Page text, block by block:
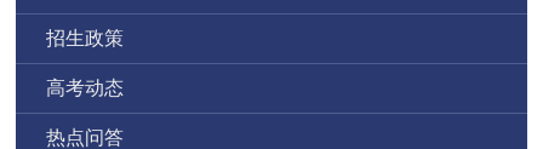
招生政策
高考动态
热点问答